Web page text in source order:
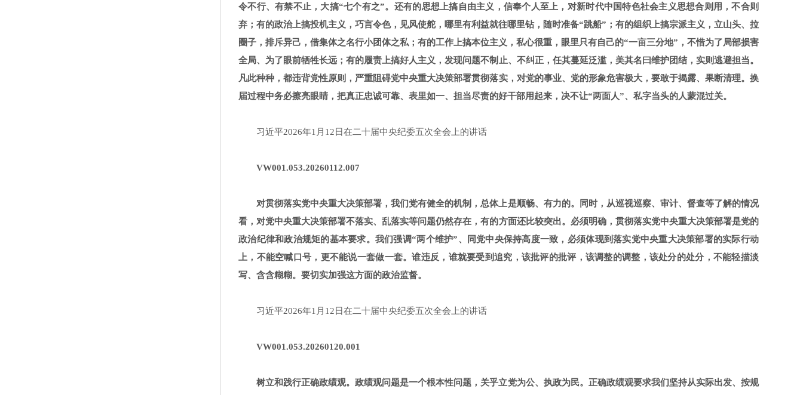
令不行、有禁不止，大搞“七个有之”。还有的思想上搞自由主义，信奉个人至上，对新时代中国特色社会主义思想合则用，不合则
弃；有的政治上搞投机主义，巧言令色，见风使舵，哪里有利益就往哪里钻，随时准备“跳船”；有的组织上搞宗派主义，立山头、拉
圈子，排斥异己，借集体之名行小团体之私；有的工作上搞本位主义，私心很重，眼里只有自己的“一亩三分地”，不惜为了局部损害
全局、为了眼前牺牲长远；有的履责上搞好人主义，发现问题不制止、不纠正，任其蔓延泛滥，美其名曰维护团结，实则逃避担当。
凡此种种，都违背党性原则，严重阻碍党中央重大决策部署贯彻落实，对党的事业、党的形象危害极大，要敢于揭露、果断清理。换
届过程中务必擦亮眼睛，把真正忠诚可靠、表里如一、担当尽责的好干部用起来，决不让“两面人”、私字当头的人蒙混过关。
习近平2026年1月12日在二十届中央纪委五次全会上的讲话
VW001.053.20260112.007
对贯彻落实党中央重大决策部署，我们党有健全的机制，总体上是顺畅、有力的。同时，从巡视巡察、审计、督查等了解的情况
看，对党中央重大决策部署不落实、乱落实等问题仍然存在，有的方面还比较突出。必须明确，贯彻落实党中央重大决策部署是党的
政治纪律和政治规矩的基本要求。我们强调“两个维护”、同党中央保持高度一致，必须体现到落实党中央重大决策部署的实际行动
上，不能空喊口号，更不能说一套做一套。谁违反，谁就要受到追究，该批评的批评，该调整的调整，该处分的处分，不能轻描淡
写、含含糊糊。要切实加强这方面的政治监督。
习近平2026年1月12日在二十届中央纪委五次全会上的讲话
VW001.053.20260120.001
树立和践行正确政绩观。政绩观问题是一个根本性问题，关乎立党为公、执政为民。正确政绩观要求我们坚持从实际出发、按规